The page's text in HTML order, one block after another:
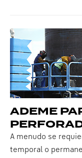
ADEME
A menudo se
temporal o